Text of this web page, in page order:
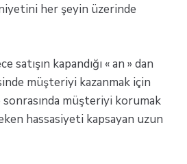
her şeyin üzerinde
satışın kapandığı « an » dan
müşteriyi kazanmak için
sonrasında müşteriyi korumak
hassasiyeti kapsayan uzun